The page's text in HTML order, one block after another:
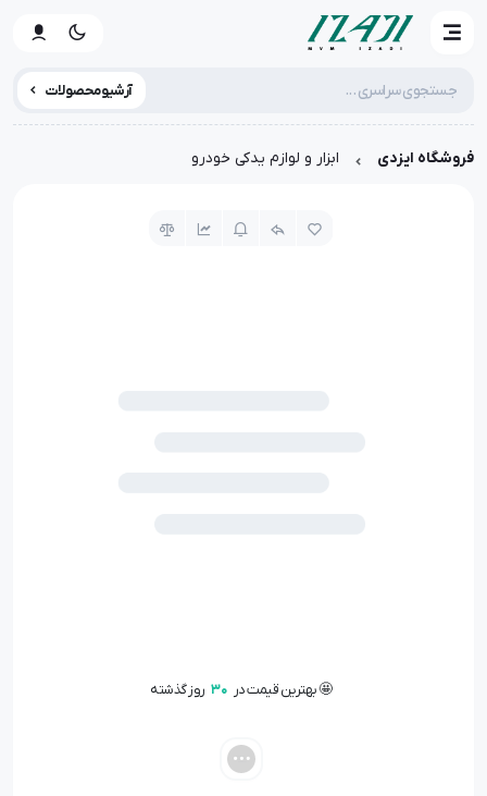
آرشیو محصولات
فروشگاه ایزدی ابزار و لوازم یدکی خودرو
🤩 بهترین قیمت در 30 روز گذشته
🤩 بهترین قیمت در 30